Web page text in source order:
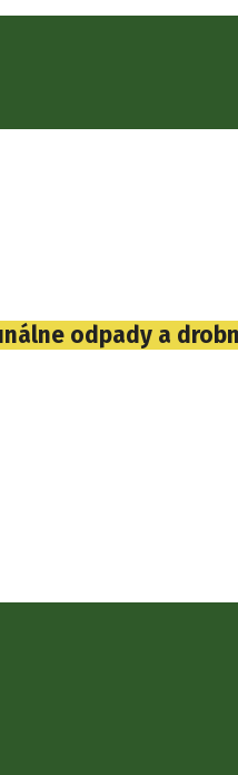
odpady a